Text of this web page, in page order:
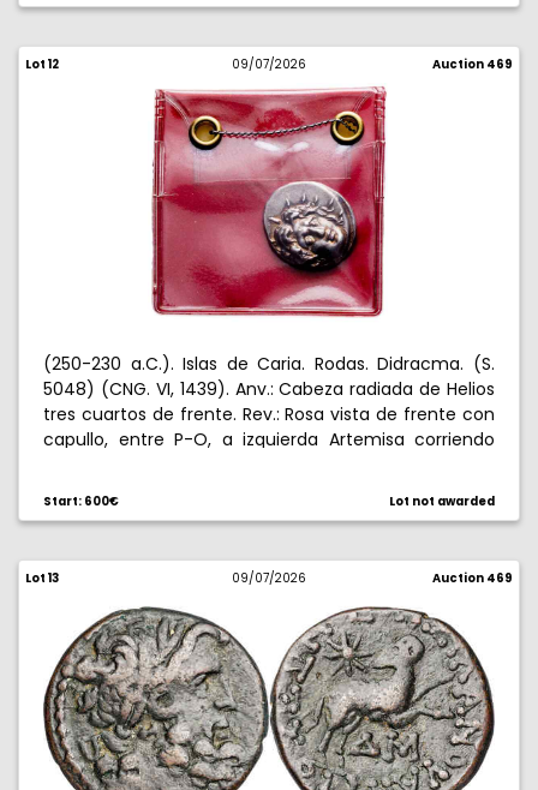
Lot 12 09/07/2026 Auction 469
(250-230 a.C.). Islas de Caria. Rodas. Didracma. (S.
5048) (CNG. VI, 1439). Anv.: Cabeza radiada de Helios
tres cuartos de frente. Rev.: Rosa vista de frente con
capullo, entre P-O, a izquierda Artemisa corriendo
Con certificado de autenticidad. 6,72 g. EBC.
Start: 600€ Lot not awarded
Lot 13 09/07/2026 Auction 469